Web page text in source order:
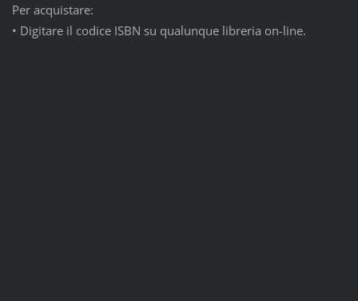
Per acquistare:
• Digitare il codice ISBN su qualunque libreria on-line.